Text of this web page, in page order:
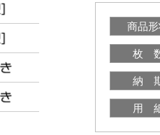
商品
枚
納
用